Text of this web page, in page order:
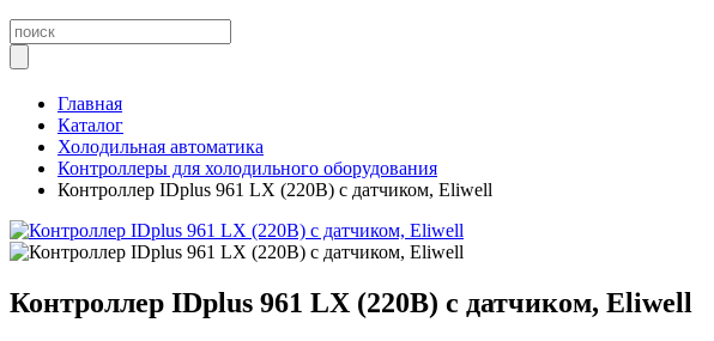
Главная
Каталог
Холодильная автоматика
Контроллеры для холодильного оборудования
Контроллер IDplus 961 LX (220B) с датчиком, Eliwell
Контроллер IDplus 961 LX (220B) с датчиком, Eliwell